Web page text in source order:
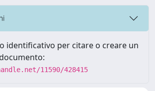
identificativo per citare o creare un
11590/428415